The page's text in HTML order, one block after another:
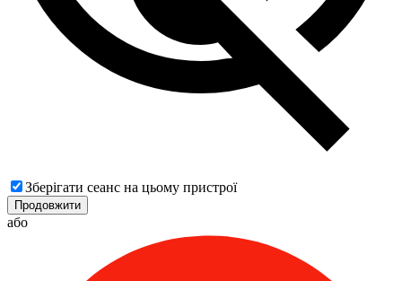
Зберігати сеанс на цьому пристрої
Продовжити
або